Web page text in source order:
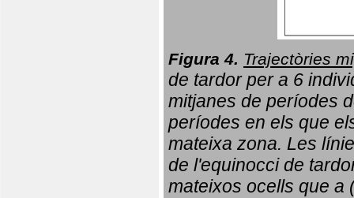
Figura 4. Trajectòries
de tardor per a 6
mitjanes de períodes
períodes en els que
mateixa zona. Les
de l'equinocci de
mateixos ocells que a